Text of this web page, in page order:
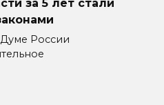
России